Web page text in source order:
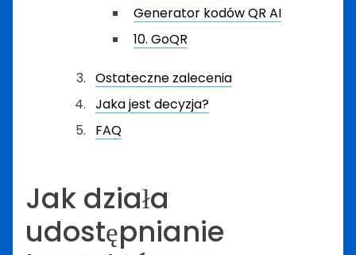
Generator kodów QR AI
10. GoQR
Ostateczne zalecenia
Jaka jest decyzja?
FAQ
Jak działa
udostępnianie